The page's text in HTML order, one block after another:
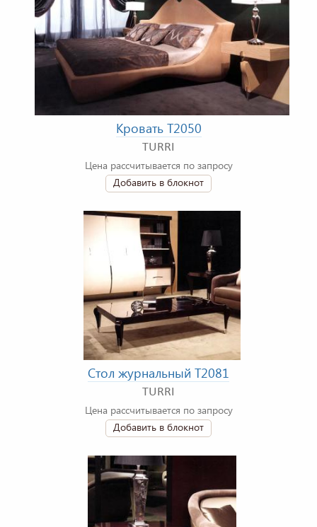
Кровать T2050
TURRI
Цена рассчитывается по запросу
Добавить в блокнот
Стол журнальный T2081
TURRI
Цена рассчитывается по запросу
Добавить в блокнот